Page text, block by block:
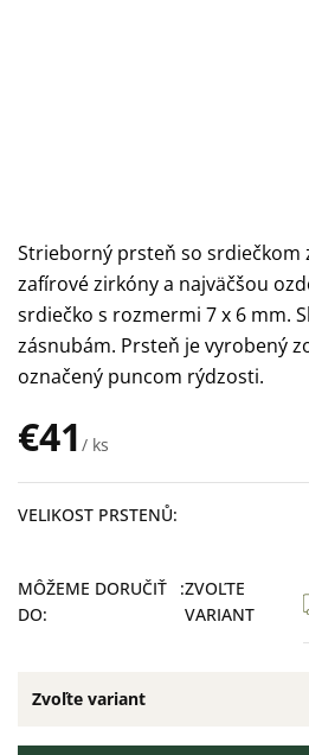
€41 / ks
Jednotková
cena:
Zvoľte variant
VELIKOST PRSTENŮ
MÔŽEME DORUČIŤ
DO:
ZVOĽTE
VARIANT
Strieborný prsteň so srdiečkom
zafírové zirkóny a najväčšou
srdiečko s rozmermi 7 x 6 mm.
zásnubám. Prsteň je vyrobený
označený puncom rýdzosti.